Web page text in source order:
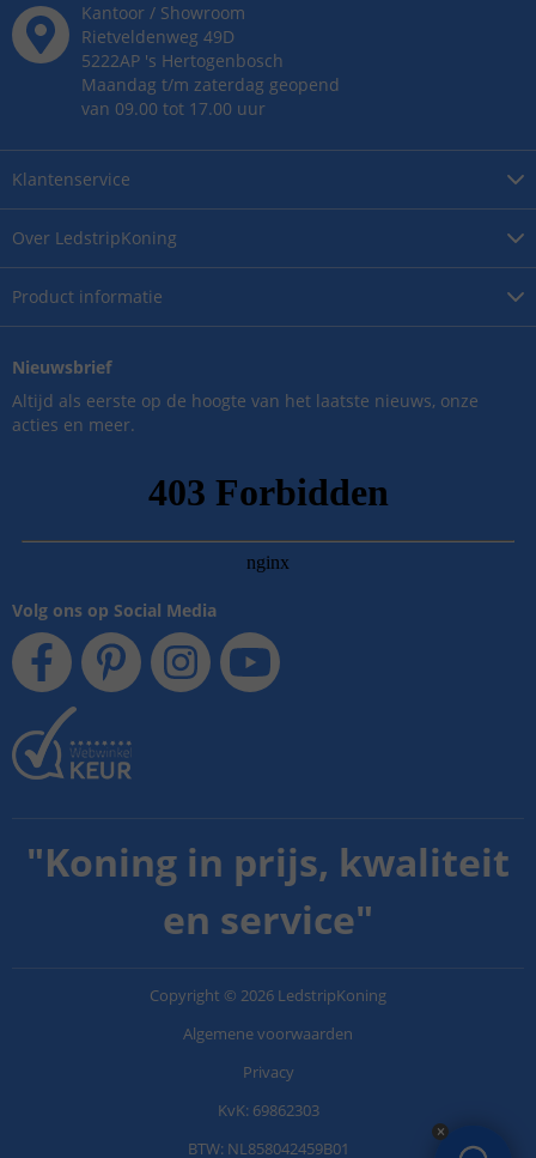
Over LedstripKoning
Product informatie
Klantenservice
Kantoor / Showroom
Rietveldenweg 49D
5222AP 's Hertogenbosch
Maandag t/m zaterdag geopend
van 09.00 tot 17.00 uur
Nieuwsbrief
Altijd als eerste op de hoogte van het laatste nieuws, onze
acties en meer.
Volg ons op Social Media
"Koning in prijs, kwaliteit
en service"
Copyright © 2026 LedstripKoning
Algemene voorwaarden
Privacy
KvK: 69862303
BTW: NL858042459B01